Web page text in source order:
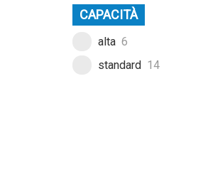
CAPACITÀ
alta 6
standard 14